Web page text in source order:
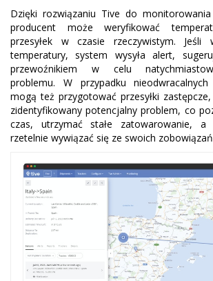
Dzięki rozwiązaniu Tive do
producent może weryfikować
przesyłek w czasie rzeczywistym. Jeśli
temperatury, system wysyła alert,
przewoźnikiem w celu
problemu. W przypadku
mogą też przygotować przesyłki
zidentyfikowany potencjalny problem, co
czas, utrzymać stałe zatowarowanie, a
rzetelnie wywiązać się ze swoich